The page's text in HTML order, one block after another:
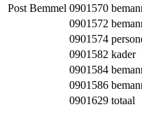
Post Bemmel 0901570
0901572
0901574
0901582 kader
0901584
0901586
0901629 totaal